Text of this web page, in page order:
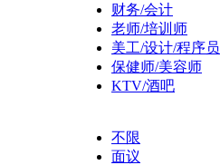
财务/会计
老师/培训师
美工/设计/程序员
保健师/美容师
KTV/酒吧
不限
面议